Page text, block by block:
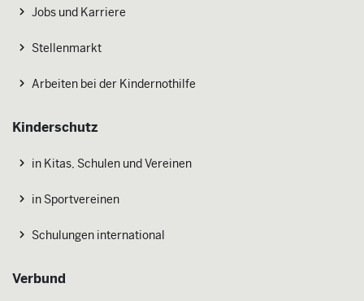
Jobs und Karriere
Stellenmarkt
Arbeiten bei der Kindernothilfe
Kinderschutz
in Kitas, Schulen und Vereinen
in Sportvereinen
Schulungen international
Verbund